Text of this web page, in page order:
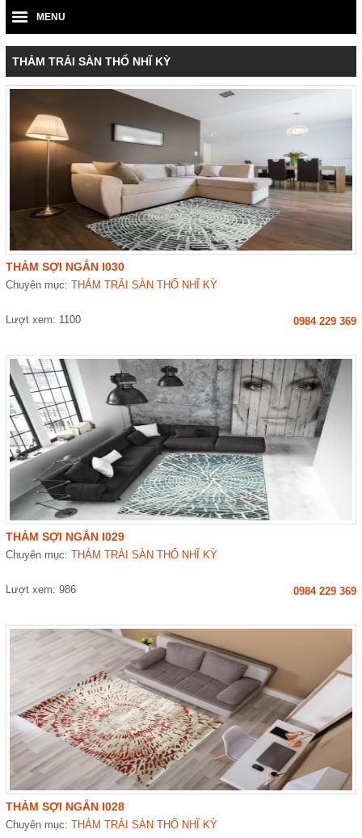
MENU
THẢM TRẢI SÀN THỔ NHĨ KỲ
THẢM SỢI NGẮN I030
Chuyên mục:THẢM TRẢI SÀN THỔ NHĨ KỲ
Lượt xem: 1100 0984 229 369
THẢM SỢI NGẮN I029
Chuyên mục:THẢM TRẢI SÀN THỔ NHĨ KỲ
Lượt xem: 986 0984 229 369
THẢM SỢI NGẮN I028
Chuyên mục:THẢM TRẢI SÀN THỔ NHĨ KỲ